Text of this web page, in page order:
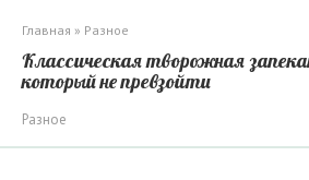
Главная » Разное
Классическая творожная
который не превзойти
Разное